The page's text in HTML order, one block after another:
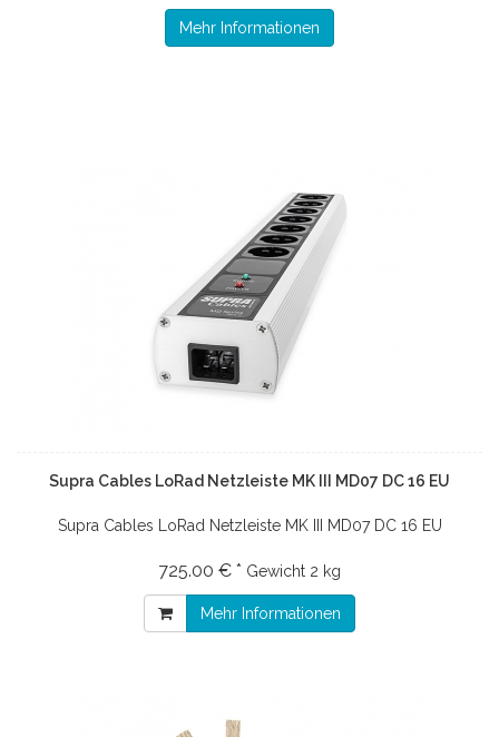
Mehr Informationen
Supra Cables LoRad Netzleiste MK III MD07 DC 16 EU
Supra Cables LoRad Netzleiste MK III MD07 DC 16 EU
725.00 € * Gewicht 2 kg
Mehr Informationen